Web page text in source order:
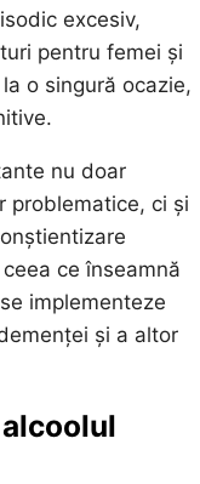
excesiv,
pentru femei și
o singură ocazie,
nu doar
problematice, ci și
ce înseamnă
implementeze
și a altor